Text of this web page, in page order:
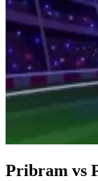
Pribram vs